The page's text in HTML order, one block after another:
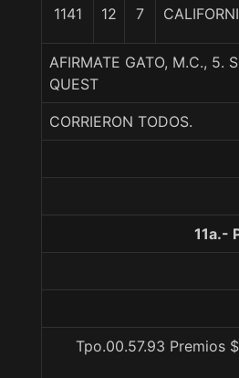
1141 12 7
AFIRMATE GATO, M.C., 5.
QUEST
CORRIERON TODOS.
11a.-
Tpo.00.57.93 Premios